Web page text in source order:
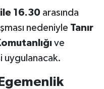
16.30arasında
nedeniyle Tanır
ve
uygulanacak.